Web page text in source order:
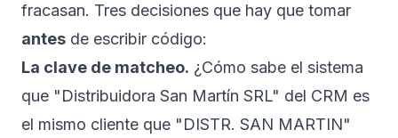
fracasan. Tres decisiones que hay que tomar
antes de escribir código:
La clave de matcheo. ¿Cómo sabe el sistema
que "Distribuidora San Martín SRL" del CRM es
el mismo cliente que "DISTR. SAN MARTIN"